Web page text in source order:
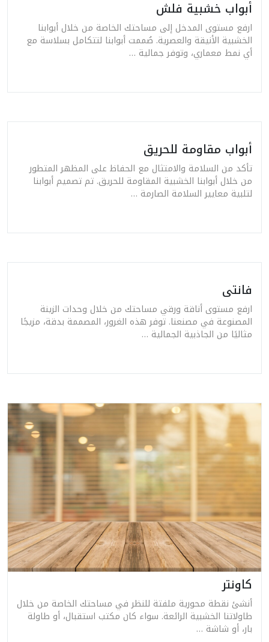
أبواب خشبية فلش
ارفع مستوى المدخل إلى مساحتك الخاصة من خلال أبوابنا
الخشبية الأنيقة والعصرية. صُممت أبوابنا لتتكامل بسلاسة مع
أي نمط معماري، وتوفر جمالية …
أبواب مقاومة للحريق
تأكد من السلامة والامتثال مع الحفاظ على المظهر المتطور
من خلال أبوابنا الخشبية المقاومة للحريق. تم تصميم أبوابنا
لتلبية معايير السلامة الصارمة …
فانتى
ارفع مستوى أناقة ورقي مساحتك من خلال وحدات الزينة
المصنوعة في مصنعنا. توفر هذه الغرور، المصممة بدقة، مزيجًا
مثاليًا من الجاذبية الجمالية …
كاونتر
أنشئ نقطة محورية ملفتة للنظر في مساحتك الخاصة من خلال
طاولاتنا الخشبية الرائعة. سواء كان مكتب استقبال، أو طاولة
بار، أو شاشة …